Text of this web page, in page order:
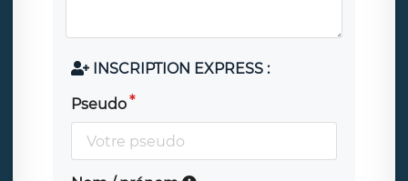
INSCRIPTION EXPRESS :
Pseudo